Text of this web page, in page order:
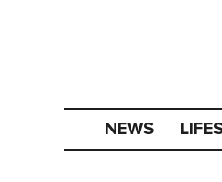
NEWS